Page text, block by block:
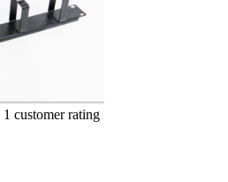
1 customer rating